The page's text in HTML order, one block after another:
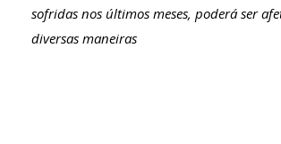
sofridas nos últimos meses, poderá ser
diversas maneiras